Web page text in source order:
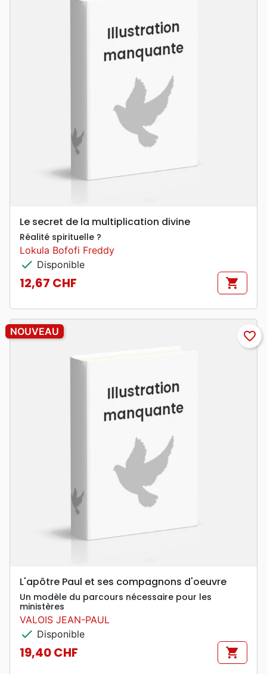
Le secret de la multiplication divine
Réalité spirituelle ?
Lokula Bofofi Freddy
check Disponible
Prix
12,67 CHF shopping_cart
NOUVEAU favorite_border
L'apôtre Paul et ses compagnons d'oeuvre
Un modèle du parcours nécessaire pour les
ministères
VALOIS JEAN-PAUL
check Disponible
Prix
19,40 CHF shopping_cart